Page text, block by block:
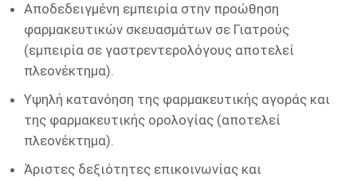
Αποδεδειγμένη εμπειρία στην προώθηση
φαρμακευτικών σκευασμάτων σε Γιατρούς
(εμπειρία σε γαστρεντερολόγους αποτελεί
πλεονέκτημα).
Υψηλή κατανόηση της φαρμακευτικής αγοράς και
της φαρμακευτικής ορολογίας (αποτελεί
πλεονέκτημα).
Άριστες δεξιότητες επικοινωνίας και